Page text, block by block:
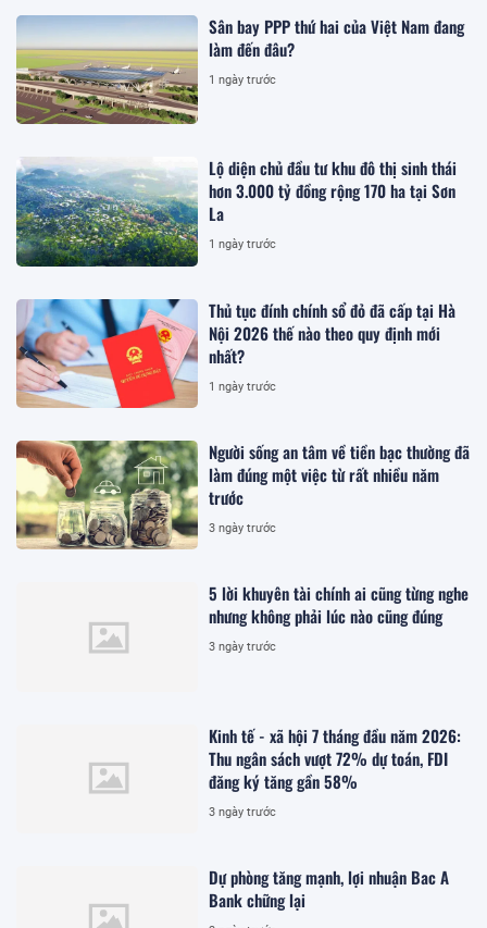
Sân bay PPP thứ hai của Việt Nam đang
làm đến đâu?
1 ngày trước
Lộ diện chủ đầu tư khu đô thị sinh thái
hơn 3.000 tỷ đồng rộng 170 ha tại Sơn
La
1 ngày trước
Thủ tục đính chính sổ đỏ đã cấp tại Hà
Nội 2026 thế nào theo quy định mới
nhất?
1 ngày trước
Người sống an tâm về tiền bạc thường đã
làm đúng một việc từ rất nhiều năm
trước
3 ngày trước
5 lời khuyên tài chính ai cũng từng nghe
nhưng không phải lúc nào cũng đúng
3 ngày trước
Kinh tế - xã hội 7 tháng đầu năm 2026:
Thu ngân sách vượt 72% dự toán, FDI
đăng ký tăng gần 58%
3 ngày trước
Dự phòng tăng mạnh, lợi nhuận Bac A
Bank chững lại